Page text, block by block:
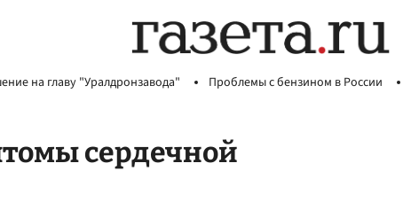
на главу "Уралдронзавода" Проблемы с бензином в России
сердечной